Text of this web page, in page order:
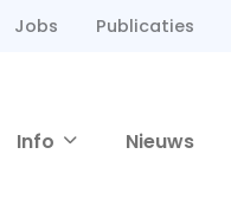
Jobs Publicaties
Info Nieuws